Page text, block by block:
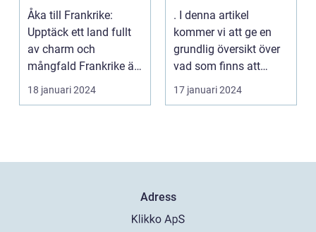
mångfald
Åka till Frankrike:
Upptäck ett land fullt
av charm och
mångfald Frankrike är
ett land som fasciner...
18 januari 2024
för många
resenärer, som
dras till de vackra
stränderna, det
och den
avslappnade
. I denna artikel
kommer vi att ge en
grundlig översikt över
vad som finns att
upptäcka när man
flyg...
17 januari 2024
Adress